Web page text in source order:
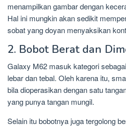
menampilkan gambar dengan
Hal ini mungkin akan sedikit
sobat yang doyan menyaksikan
2. Bobot Berat dan
Galaxy M62 masuk kategori
lebar dan tebal. Oleh karena itu,
bila dioperasikan dengan satu
yang punya tangan mungil.
Selain itu bobotnya juga tergolong